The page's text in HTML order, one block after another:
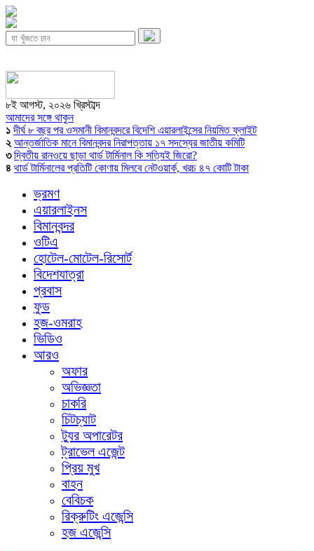
৮ই আগস্ট, ২০২৬ খ্রিস্টাব্দ
আমাদের সঙ্গে থাকুন
১ দীর্ঘ ৮ বছর পর ওসমানী বিমানবন্দরে বিদেশি এয়ারলাইন্সের নিয়মিত ফ্লাইট
২ আন্তর্জাতিক মানে বিমানবন্দর নিরাপত্তায় ১৭ সদস্যের জাতীয় কমিটি
৩ দ্বিতীয় রানওয়ে ছাড়া থার্ড টার্মিনাল কি সত্যিই জিরো?
৪ থার্ড টার্মিনালের প্রতিটি কোণায় মিলবে নেটওয়ার্ক, খরচ ৪৭ কোটি টাকা
ভ্রমণ
এয়ারলাইনস
বিমানবন্দর
ওটিএ
হোটেল-মোটেল-রিসোর্ট
বিদেশযাত্রা
প্রবাস
ফুড
হজ-ওমরাহ
ভিডিও
আরও
অফার
অভিজ্ঞতা
চাকরি
চিটচ্যাট
ট্যুর অপারেটর
ট্রাভেল এজেন্ট
প্রিয় মুখ
বাহন
বেবিচক
রিক্রুটিং এজেন্সি
হজ এজেন্সি